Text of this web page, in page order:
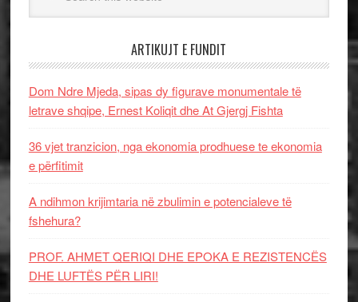
ARTIKUJT E FUNDIT
Dom Ndre Mjeda, sipas dy figurave monumentale të
letrave shqipe, Ernest Koliqit dhe At Gjergj Fishta
36 vjet tranzicion, nga ekonomia prodhuese te ekonomia
e përfitimit
A ndihmon krijimtaria në zbulimin e potencialeve të
fshehura?
PROF. AHMET QERIQI DHE EPOKA E REZISTENCЁS
DHE LUFTЁS PЁR LIRI!